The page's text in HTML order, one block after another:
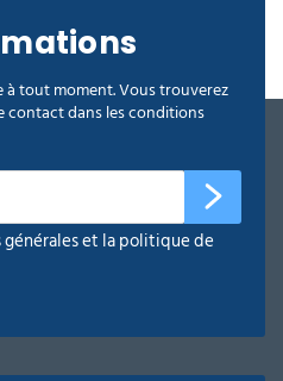
tout moment. Vous trouverez
contact dans les conditions
et la politique de